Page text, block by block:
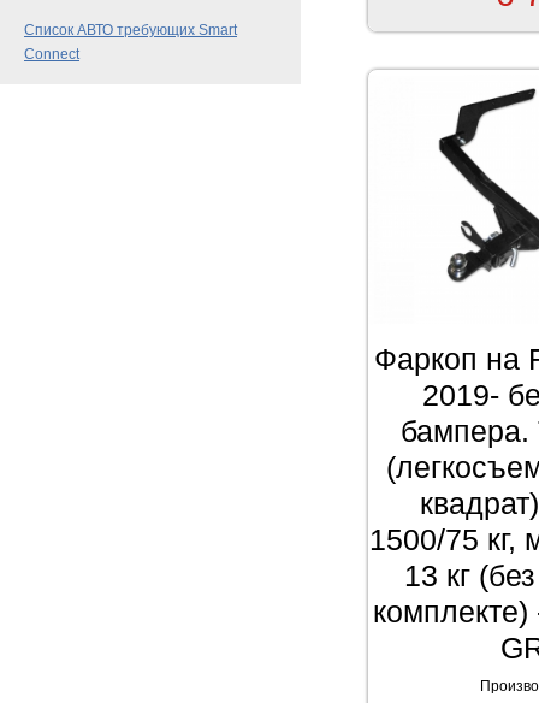
Список АВТО требующих Smart
Connect
Фаркоп на
2019-
1500/75 кг,
13 кг